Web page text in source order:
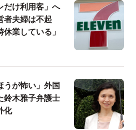
だけ利用客」へ
者夫婦は不起
業している」
うが怖い」外国
鈴木雅子弁護士
化